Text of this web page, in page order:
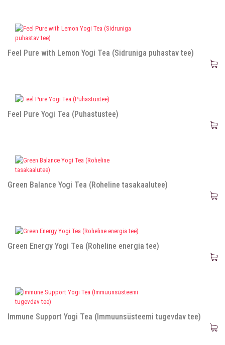
Feel Pure with Lemon Yogi Tea (Sidruniga puhastav tee)
Feel Pure Yogi Tea (Puhastustee)
Green Balance Yogi Tea (Roheline tasakaalutee)
Green Energy Yogi Tea (Roheline energia tee)
Immune Support Yogi Tea (Immuunsüsteemi tugevdav tee)